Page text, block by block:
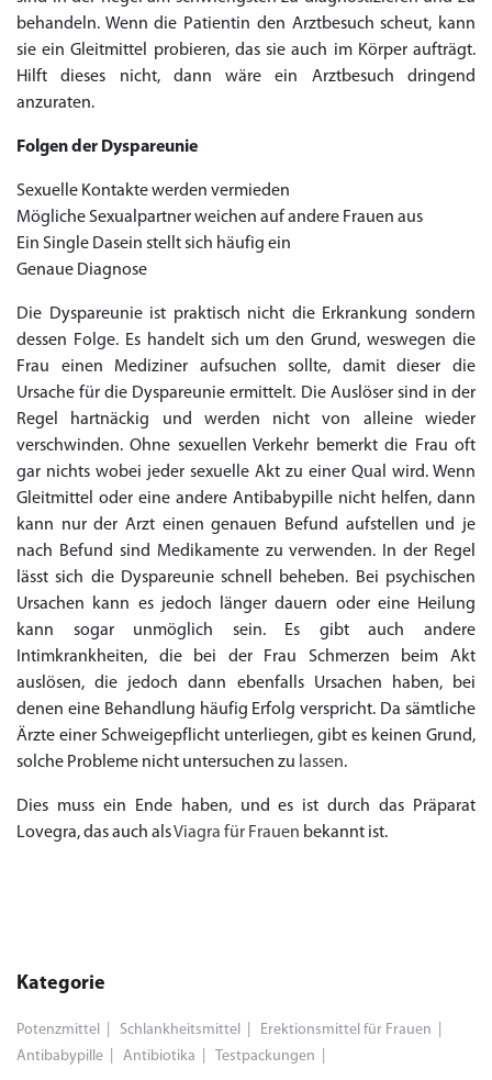
behandeln. Wenn die Patientin den Arztbesuch scheut, kann
sie ein Gleitmittel probieren, das sie auch im Körper aufträgt.
Hilft dieses nicht, dann wäre ein Arztbesuch dringend
anzuraten.
Folgen der Dyspareunie
Sexuelle Kontakte werden vermieden
Mögliche Sexualpartner weichen auf andere Frauen aus
Ein Single Dasein stellt sich häufig ein
Genaue Diagnose
Die Dyspareunie ist praktisch nicht die Erkrankung sondern
dessen Folge. Es handelt sich um den Grund, weswegen die
Frau einen Mediziner aufsuchen sollte, damit dieser die
Ursache für die Dyspareunie ermittelt. Die Auslöser sind in der
Regel hartnäckig und werden nicht von alleine wieder
verschwinden. Ohne sexuellen Verkehr bemerkt die Frau oft
gar nichts wobei jeder sexuelle Akt zu einer Qual wird. Wenn
Gleitmittel oder eine andere Antibabypille nicht helfen, dann
kann nur der Arzt einen genauen Befund aufstellen und je
nach Befund sind Medikamente zu verwenden. In der Regel
lässt sich die Dyspareunie schnell beheben. Bei psychischen
Ursachen kann es jedoch länger dauern oder eine Heilung
kann sogar unmöglich sein. Es gibt auch andere
Intimkrankheiten, die bei der Frau Schmerzen beim Akt
auslösen, die jedoch dann ebenfalls Ursachen haben, bei
denen eine Behandlung häufig Erfolg verspricht. Da sämtliche
Ärzte einer Schweigepflicht unterliegen, gibt es keinen Grund,
solche Probleme nicht untersuchen zu lassen.
Dies muss ein Ende haben, und es ist durch das Präparat
Lovegra, das auch alsViagra für Frauen bekannt ist.
Kategorie
Potenzmittel Schlankheitsmittel
Erektionsmittel für Frauen
Antibabypille
Antibiotika Testpackungen